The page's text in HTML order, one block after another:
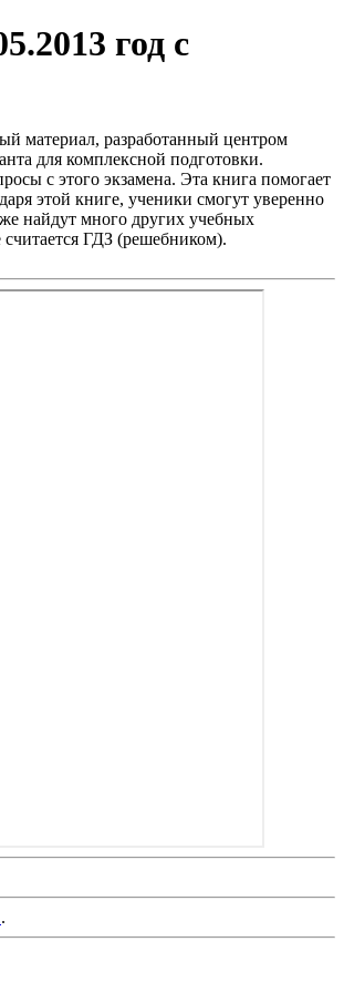
год с
материал, разработанный центром
для комплексной подготовки.
с этого экзамена. Эта книга помогает
этой книге, ученики смогут уверенно
найдут много других учебных
ГДЗ (решебником).
.